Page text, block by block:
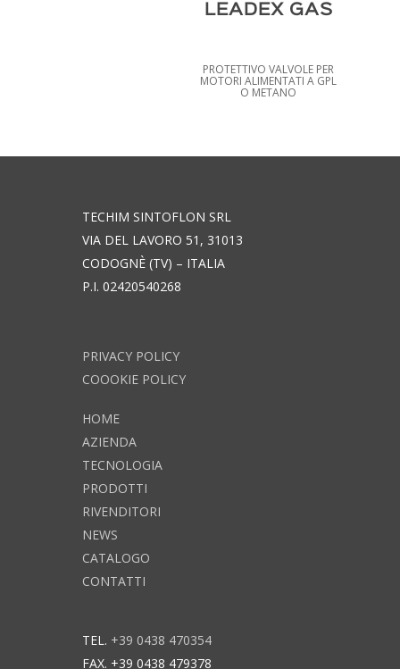
LEADEX GAS
PROTETTIVO VALVOLE PER
MOTORI ALIMENTATI A GPL
O METANO
TECHIM SINTOFLON SRL
VIA DEL LAVORO 51, 31013
CODOGNÈ (TV) – ITALIA
P.I. 02420540268
PRIVACY POLICY
COOOKIE POLICY
HOME
AZIENDA
TECNOLOGIA
PRODOTTI
RIVENDITORI
NEWS
CATALOGO
CONTATTI
TEL. +39 0438 470354
FAX. +39 0438 479378